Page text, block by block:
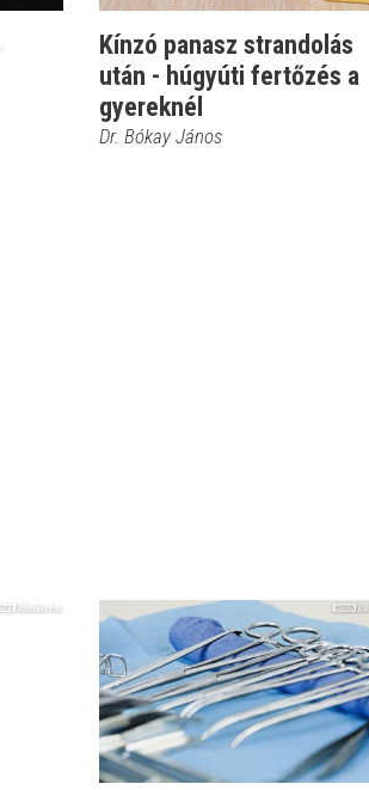
Kínzó panasz strandolás
után - húgyúti fertőzés a
gyereknél
Dr. Bókay János